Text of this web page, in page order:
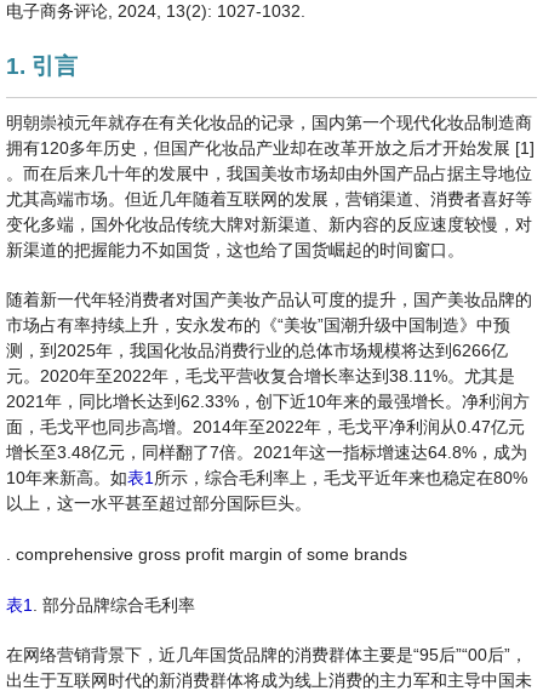
电子商务评论, 2024, 13(2): 1027-1032.
1. 引言
明朝崇祯元年就存在有关化妆品的记录，国内第一个现代化妆品制造商
拥有120多年历史，但国产化妆品产业却在改革开放之后才开始发展 [1]
。而在后来几十年的发展中，我国美妆市场却由外国产品占据主导地位
尤其高端市场。但近几年随着互联网的发展，营销渠道、消费者喜好等
变化多端，国外化妆品传统大牌对新渠道、新内容的反应速度较慢，对
新渠道的把握能力不如国货，这也给了国货崛起的时间窗口。
随着新一代年轻消费者对国产美妆产品认可度的提升，国产美妆品牌的
市场占有率持续上升，安永发布的《“美妆”国潮升级中国制造》中预
测，到2025年，我国化妆品消费行业的总体市场规模将达到6266亿
元。2020年至2022年，毛戈平营收复合增长率达到38.11%。尤其是
2021年，同比增长达到62.33%，创下近10年来的最强增长。净利润方
面，毛戈平也同步高增。2014年至2022年，毛戈平净利润从0.47亿元
增长至3.48亿元，同样翻了7倍。2021年这一指标增速达64.8%，成为
10年来新高。如表1 所示，综合毛利率上，毛戈平近年来也稳定在80%
以上，这一水平甚至超过部分国际巨头。
. comprehensive gross profit margin of some brands
表1 . 部分品牌综合毛利率
在网络营销背景下，近几年国货品牌的消费群体主要是“95后”“00后”，
出生于互联网时代的新消费群体将成为线上消费的主力军和主导中国未